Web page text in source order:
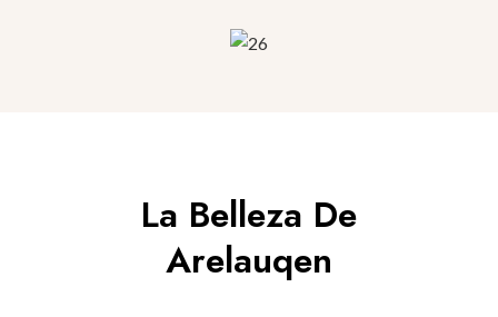
La Belleza De
Arelauqen